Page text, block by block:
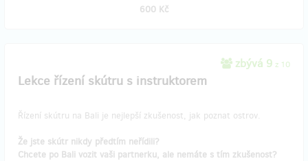
600 Kč
zbývá 9 z 10
Lekce řízení skútru s instruktorem
Řízení skútru na Bali je nejlepší zkušenost, jak poznat ostrov.
Že jste skútr nikdy předtím neřídili?
Chcete po Bali vozit vaši partnerku, ale nemáte s tím zkušenost?